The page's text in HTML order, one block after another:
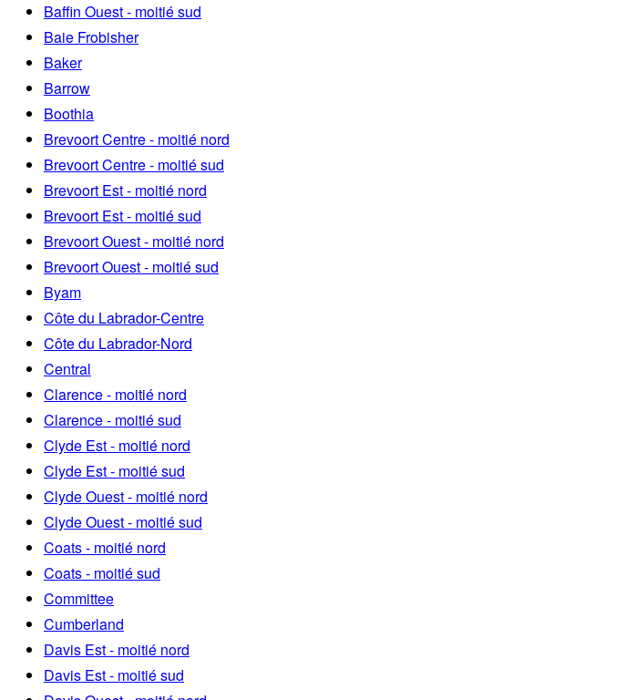
Baffin Ouest - moitié sud
Baie Frobisher
Baker
Barrow
Boothia
Brevoort Centre - moitié nord
Brevoort Centre - moitié sud
Brevoort Est - moitié nord
Brevoort Est - moitié sud
Brevoort Ouest - moitié nord
Brevoort Ouest - moitié sud
Byam
Côte du Labrador-Centre
Côte du Labrador-Nord
Central
Clarence - moitié nord
Clarence - moitié sud
Clyde Est - moitié nord
Clyde Est - moitié sud
Clyde Ouest - moitié nord
Clyde Ouest - moitié sud
Coats - moitié nord
Coats - moitié sud
Committee
Cumberland
Davis Est - moitié nord
Davis Est - moitié sud